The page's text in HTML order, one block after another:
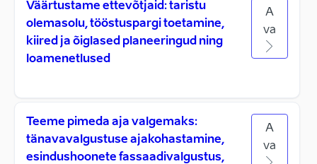
Väärtustame ettevõtjaid: taristu
olemasolu, tööstuspargi toetamine,
kiired ja õiglased planeeringud ning
loamenetlused
A
va
Teeme pimeda aja valgemaks:
tänavavalgustuse ajakohastamine,
esindushoonete fassaadivalgustus,
A
va